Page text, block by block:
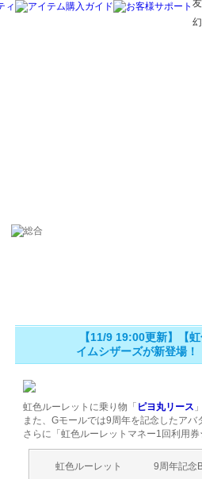
【11/9 19:00更新】【
イムシザーズが新登場！
虹色ルーレットに乗り物「 ピヨ丸リース
また、Gモールでは9周年を記念したアバ
さらに「虹色ルーレットマネー1回利用
虹色ルーレット 9周年記念